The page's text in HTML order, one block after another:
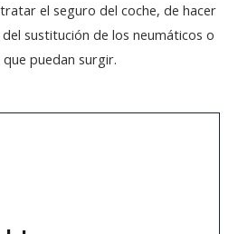
el seguro del coche, de hacer
sustitución de los neumáticos o
puedan surgir.